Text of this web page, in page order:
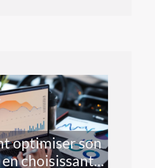
optimiser son
choisissant